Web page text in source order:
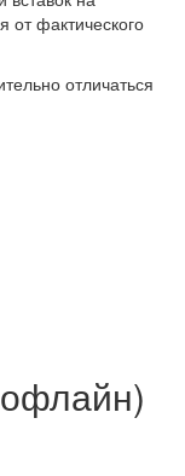
от фактического
отличаться